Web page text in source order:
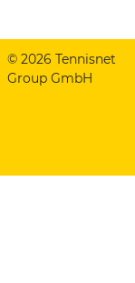
© 2026 Tennisnet
Group GmbH